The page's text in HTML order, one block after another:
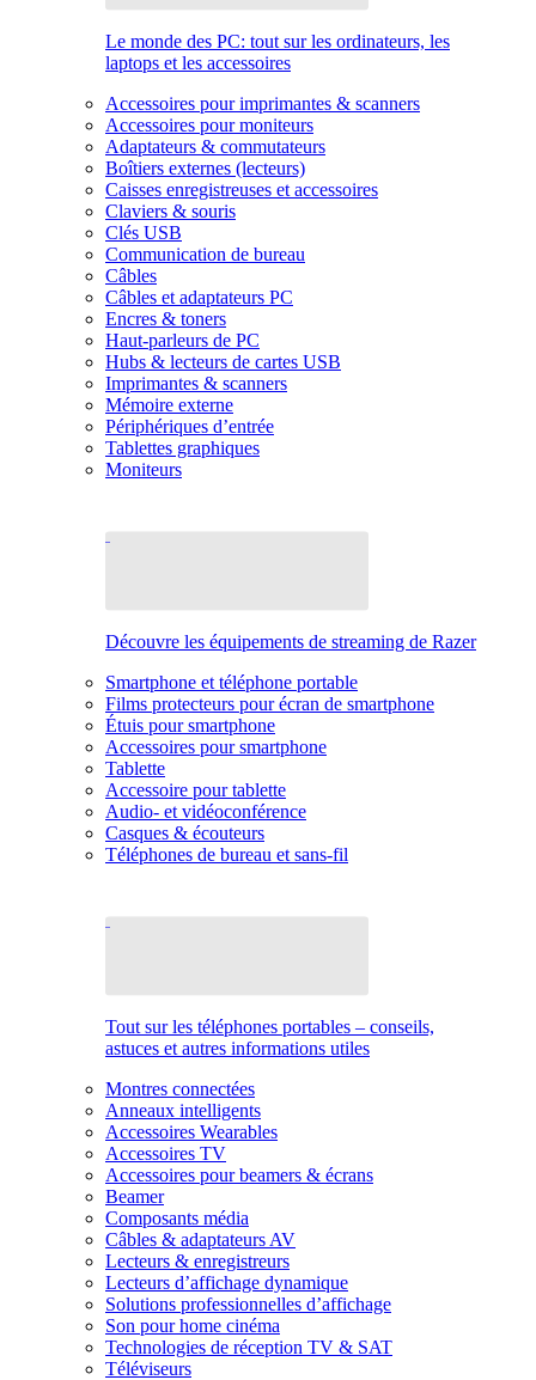
Le monde des PC: tout sur les ordinateurs, les
laptops et les accessoires
Accessoires pour imprimantes & scanners
Accessoires pour moniteurs
Adaptateurs & commutateurs
Boîtiers externes (lecteurs)
Caisses enregistreuses et accessoires
Claviers & souris
Clés USB
Communication de bureau
Câbles
Câbles et adaptateurs PC
Encres & toners
Haut-parleurs de PC
Hubs & lecteurs de cartes USB
Imprimantes & scanners
Mémoire externe
Périphériques d’entrée
Tablettes graphiques
Moniteurs
Découvre les équipements de streaming de Razer
Smartphone et téléphone portable
Films protecteurs pour écran de smartphone
Étuis pour smartphone
Accessoires pour smartphone
Tablette
Accessoire pour tablette
Audio- et vidéoconférence
Casques & écouteurs
Téléphones de bureau et sans-fil
Tout sur les téléphones portables – conseils,
astuces et autres informations utiles
Montres connectées
Anneaux intelligents
Accessoires Wearables
Accessoires TV
Accessoires pour beamers & écrans
Beamer
Composants média
Câbles & adaptateurs AV
Lecteurs & enregistreurs
Lecteurs d’affichage dynamique
Solutions professionnelles d’affichage
Son pour home cinéma
Technologies de réception TV & SAT
Téléviseurs